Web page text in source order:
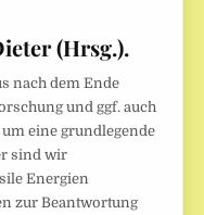
(Hrsg.).
nach dem Ende
und ggf. auch
eine grundlegende
sind wir
Energien
zur Beantwortung